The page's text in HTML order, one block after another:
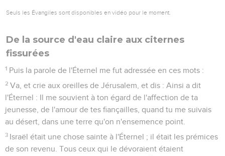
Seuls les Évangiles sont disponibles en vidéo pour le moment.
De la source d'eau claire aux citernes
fissurées
1 Puis la parole de l'Éternel me fut adressée en ces mots :
2 Va, et crie aux oreilles de Jérusalem, et dis : Ainsi a dit
l'Éternel : Il me souvient à ton égard de l'affection de ta
jeunesse, de l'amour de tes fiançailles, quand tu me suivais
au désert, dans une terre qu'on n'ensemence point.
3 Israël était une chose sainte à l'Éternel ; il était les prémices
de son revenu. Tous ceux qui le dévoraient étaient